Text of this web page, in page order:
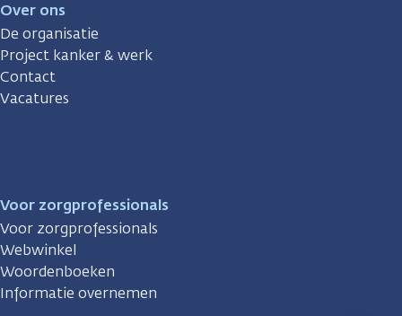
Over ons
De organisatie
Project kanker & werk
Contact
Vacatures
Voor zorgprofessionals
Voor zorgprofessionals
Webwinkel
Woordenboeken
Informatie overnemen